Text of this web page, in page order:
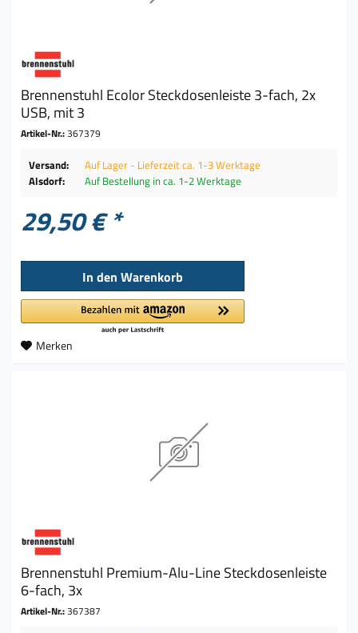
Brennenstuhl Ecolor Steckdosenleiste 3-fach, 2x
USB, mit 3
Artikel-Nr.:367379
Versand:
Auf Lager - Lieferzeit ca. 1-3 Werktage
Alsdorf:
Auf Bestellung in ca. 1-2 Werktage
29,50 € *
In den Warenkorb
Merken
Brennenstuhl Premium-Alu-Line Steckdosenleiste
6-fach, 3x
Artikel-Nr.:367387